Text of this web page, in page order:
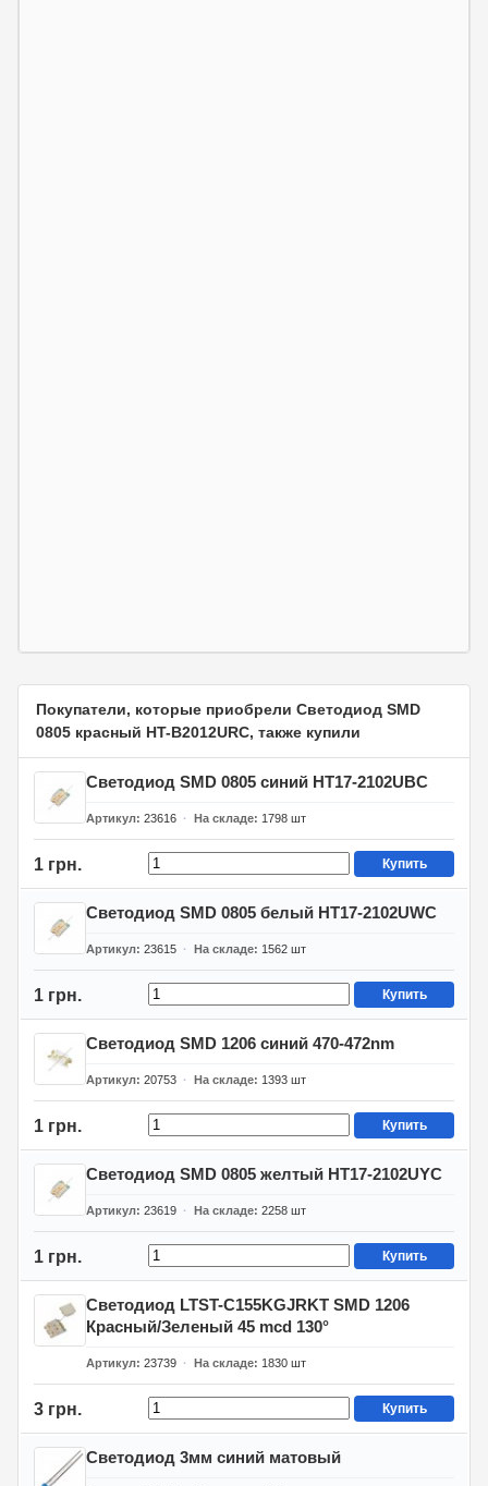
Покупатели, которые приобрели Светодиод SMD
0805 красный HT-B2012URC, также купили
Светодиод SMD 0805 синий HT17-2102UBC
Артикул 23616 На складе 1798 шт
1 грн. Купить
Светодиод SMD 0805 белый HT17-2102UWC
Артикул 23615 На складе 1562 шт
1 грн. Купить
Светодиод SMD 1206 синий 470-472nm
Артикул 20753 На складе 1393 шт
1 грн. Купить
Светодиод SMD 0805 желтый HT17-2102UYC
Артикул 23619 На складе 2258 шт
1 грн. Купить
Светодиод LTST-C155KGJRKT SMD 1206
Красный/Зеленый 45 mcd 130°
Артикул 23739 На складе 1830 шт
3 грн. Купить
Светодиод 3мм синий матовый